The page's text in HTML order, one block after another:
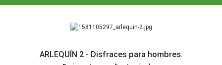
ARLEQUÍN 2 - Disfraces para hombres.